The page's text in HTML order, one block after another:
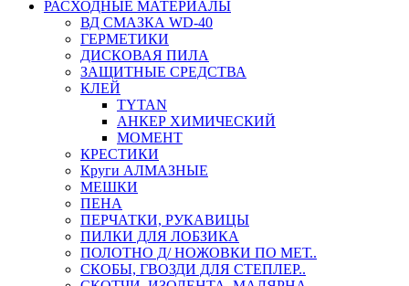
РАСХОДНЫЕ МАТЕРИАЛЫ
ВД СМАЗКА WD-40
ГЕРМЕТИКИ
ДИСКОВАЯ ПИЛА
ЗАЩИТНЫЕ СРЕДСТВА
КЛЕЙ
TYTAN
АНКЕР ХИМИЧЕСКИЙ
МОМЕНТ
КРЕСТИКИ
Круги АЛМАЗНЫЕ
МЕШКИ
ПЕНА
ПЕРЧАТКИ, РУКАВИЦЫ
ПИЛКИ ДЛЯ ЛОБЗИКА
ПОЛОТНО Д/ НОЖОВКИ ПО МЕТ..
СКОБЫ, ГВОЗДИ ДЛЯ СТЕПЛЕР..